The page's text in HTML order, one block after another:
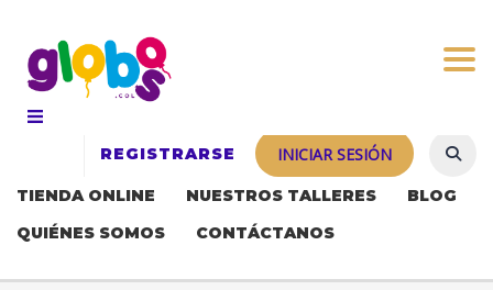
REGISTRARSE INICIAR SESIÓN
TIENDA ONLINE NUESTROS TALLERES
BLOG
QUIÉNES SOMOS
CONTÁCTANOS